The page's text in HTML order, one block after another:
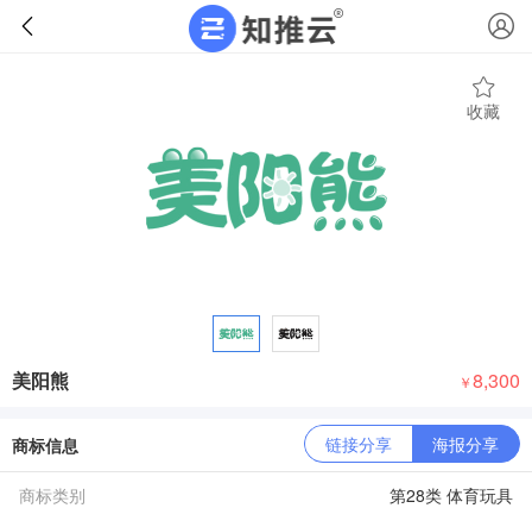
收藏
美阳熊 ￥8,300
商标信息 链接分享 海报分享
商标类别
第28类 体育玩具